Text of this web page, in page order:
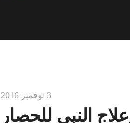
3 نوفمبر 2016
النبى للحصار